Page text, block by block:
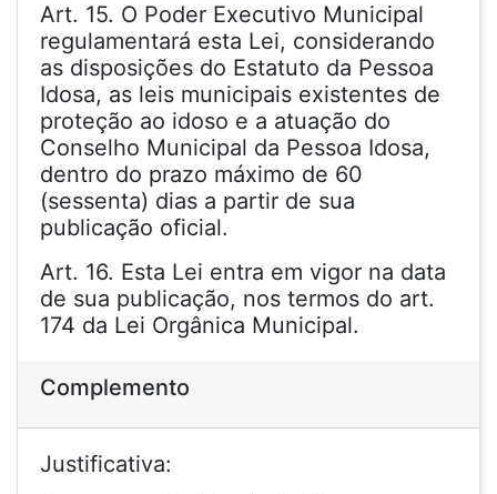
Art. 15. O Poder Executivo Municipal
regulamentará esta Lei, considerando
as disposições do Estatuto da Pessoa
Idosa, as leis municipais existentes de
proteção ao idoso e a atuação do
Conselho Municipal da Pessoa Idosa,
dentro do prazo máximo de 60
(sessenta) dias a partir de sua
publicação oficial.
Art. 16. Esta Lei entra em vigor na data
de sua publicação, nos termos do art.
174 da Lei Orgânica Municipal.
Complemento
Justificativa: